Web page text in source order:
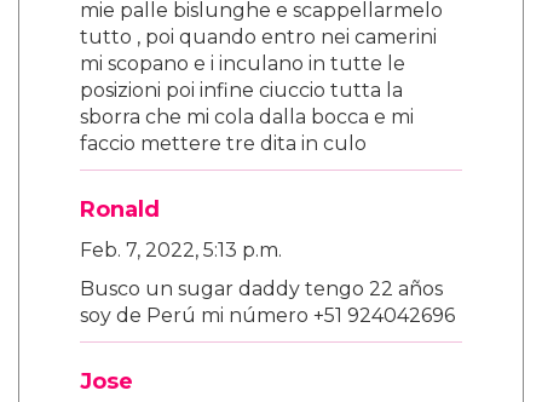
mie palle bislunghe e scappellarmelo
tutto , poi quando entro nei camerini
mi scopano e i inculano in tutte le
posizioni poi infine ciuccio tutta la
sborra che mi cola dalla bocca e mi
faccio mettere tre dita in culo
Ronald
Feb. 7, 2022, 5:13 p.m.
Busco un sugar daddy tengo 22 años
soy de Perú mi número +51 924042696
Jose